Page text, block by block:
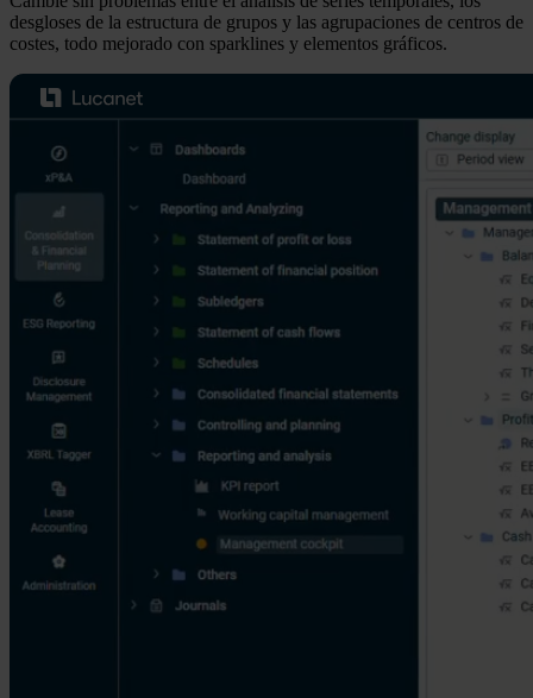
desgloses de la estructura de grupos y las agrupaciones de centros de
costes, todo mejorado con sparklines y elementos gráficos.